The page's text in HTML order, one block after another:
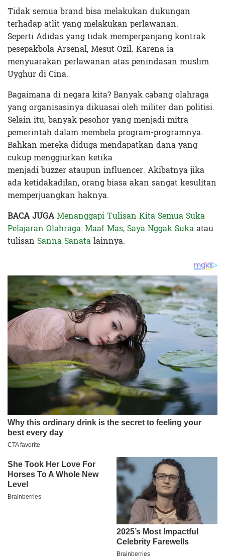
Tidak semua brand bisa melakukan dukungan
terhadap atlit yang melakukan perlawanan.
Seperti Adidas yang tidak memperpanjang kontrak
pesepakbola Arsenal, Mesut Ozil. Karena ia
menyuarakan perlawanan atas penindasan muslim
Uyghur di Cina.
Bagaimana di negara kita? Banyak cabang olahraga
yang organisasinya dikuasai oleh militer dan politisi.
Selain itu, banyak pesohor yang menjadi mitra
pemerintah dalam membela program-programnya.
Bahkan mereka diduga mendapatkan dana yang
cukup menggiurkan ketika
menjadi buzzer ataupun influencer. Akibatnya jika
ada ketidakadilan, orang biasa akan sangat kesulitan
memperjuangkan haknya.
BACA JUGAMenanggapi Tulisan Kita Semua Suka
Pelajaran Olahraga: Maaf Mas, Saya Nggak Sukaatau
tulisan Sanna Sanatalainnya.